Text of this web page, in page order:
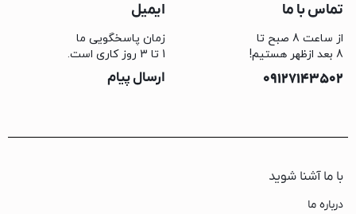
تماس با ما
از ساعت 8 صبح تا
8 بعد ازظهر هستیم!
09127143502
ایمیل
زمان پاسخگویی ما
1 تا 3 روز کاری است.
ارسال پیام
با ما آشنا شوید
درباره ما